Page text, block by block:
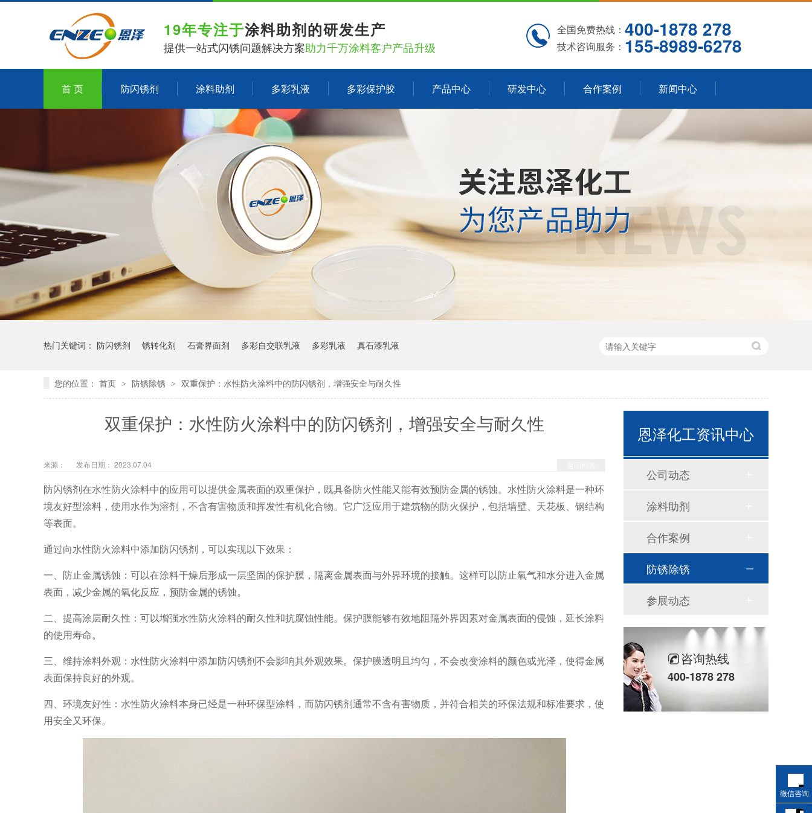
19年专注于涂料助剂的研发生产
提供一站式闪锈问题解决方案助力千万涂料客户产品升级
全国免费热线： 400-1878 278
技术咨询服务： 155-8989-6278
首 页 防闪锈剂 涂料助剂 多彩乳液 多彩保护胶 产品中心 研发中心 合作案例 新闻中心
热门关键词： 防闪锈剂 锈转化剂 石膏界面剂 多彩自交联乳液 多彩乳液 真石漆乳液
您的位置： 首页 > 防锈除锈 > 双重保护：水性防火涂料中的防闪锈剂，增强安全与耐久性
双重保护：水性防火涂料中的防闪锈剂，增强安全与耐久性
来源： 发布日期： 2023.07.04
防闪锈剂在水性防火涂料中的应用可以提供金属表面的双重保护，既具备防火性能又能有效预防金属的锈蚀。水性防火涂料是一种环
境友好型涂料，使用水作为溶剂，不含有害物质和挥发性有机化合物。它广泛应用于建筑物的防火保护，包括墙壁、天花板、钢结构
等表面。
通过向水性防火涂料中添加防闪锈剂，可以实现以下效果：
一、防止金属锈蚀：可以在涂料干燥后形成一层坚固的保护膜，隔离金属表面与外界环境的接触。这样可以防止氧气和水分进入金属
表面，减少金属的氧化反应，预防金属的锈蚀。
二、提高涂层耐久性：可以增强水性防火涂料的耐久性和抗腐蚀性能。保护膜能够有效地阻隔外界因素对金属表面的侵蚀，延长涂料
的使用寿命。
三、维持涂料外观：水性防火涂料中添加防闪锈剂不会影响其外观效果。保护膜透明且均匀，不会改变涂料的颜色或光泽，使得金属
表面保持良好的外观。
四、环境友好性：水性防火涂料本身已经是一种环保型涂料，而防闪锈剂通常不含有害物质，并符合相关的环保法规和标准要求，使
用安全又环保。
恩泽化工资讯中心
公司动态
涂料助剂
合作案例
防锈除锈
参展动态
咨询热线
400-1878 278
微信咨询